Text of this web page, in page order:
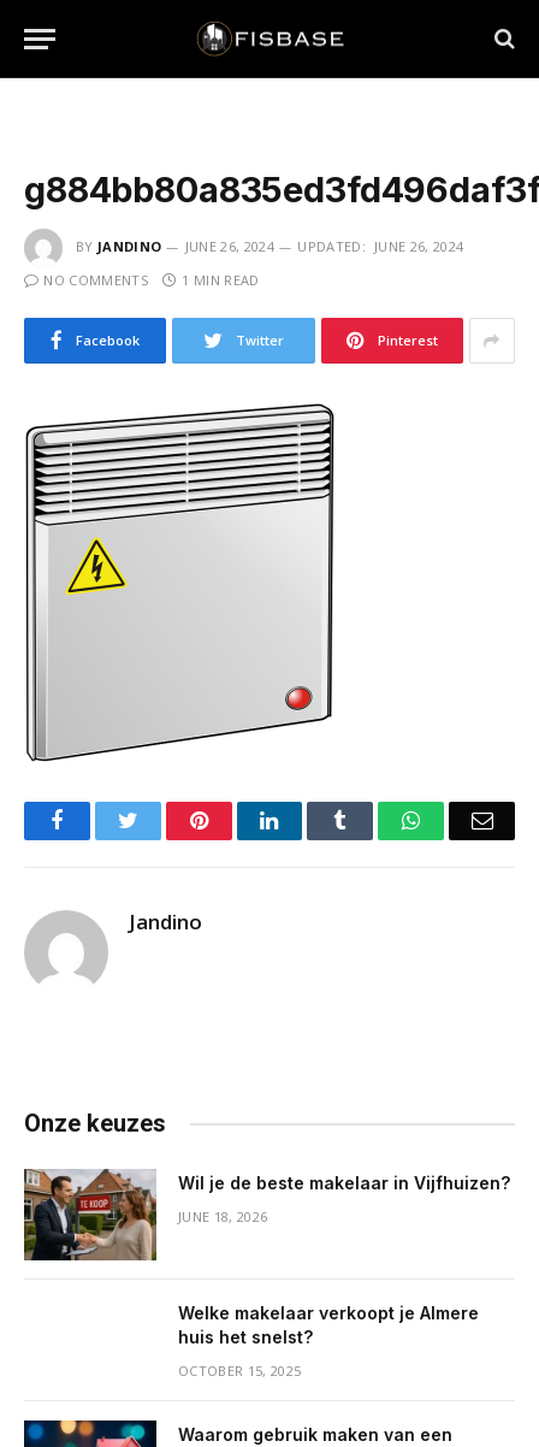
BY JANDINO JUNE 26, 2024 UPDATED: JUNE 26, 2024
NO COMMENTS
1 MIN READ
Facebook Twitter Pinterest
FacebookTwitter PinterestLinkedIn Tumblr WhatsApp
Jandino
Onze keuzes
Wil je de beste makelaar in Vijfhuizen?
JUNE 18, 2026
Welke makelaar verkoopt je Almere
huis het snelst?
OCTOBER 15, 2025
Waarom gebruik maken van een